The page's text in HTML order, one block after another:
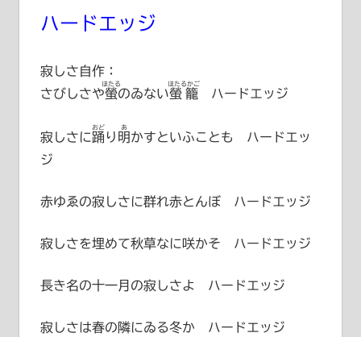
ハードエッジ
寂しさ自作：
さびしさや螢
ほたる
のゐない螢籠
ほたるかご
ハードエッジ
寂しさに踊
おど
り 明
あ
かすといふことも ハードエッ
ジ
赤ゆゑの寂しさに群れ赤とんぼ ハードエッジ
寂しさを埋めて秋草なに咲かそ ハードエッジ
長き名の十一月の寂しさよ ハードエッジ
寂しさは春の隣にゐる冬か ハードエッジ